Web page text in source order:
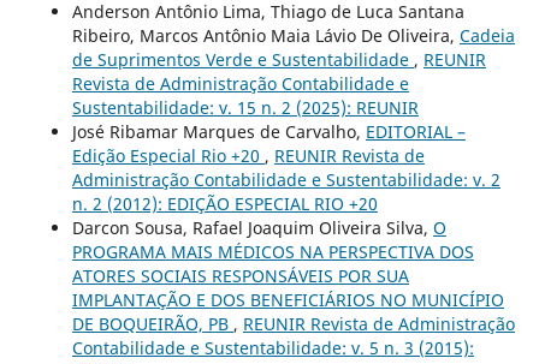
Anderson Antônio Lima, Thiago de Luca Santana
Ribeiro, Marcos Antônio Maia Lávio De Oliveira, Cadeia
de Suprimentos Verde e Sustentabilidade , REUNIR
Revista de Administração Contabilidade e
Sustentabilidade: v. 15 n. 2 (2025): REUNIR
José Ribamar Marques de Carvalho, EDITORIAL –
Edição Especial Rio +20 , REUNIR Revista de
Administração Contabilidade e Sustentabilidade: v. 2
n. 2 (2012): EDIÇÃO ESPECIAL RIO +20
Darcon Sousa, Rafael Joaquim Oliveira Silva, O
PROGRAMA MAIS MÉDICOS NA PERSPECTIVA DOS
ATORES SOCIAIS RESPONSÁVEIS POR SUA
IMPLANTAÇÃO E DOS BENEFICIÁRIOS NO MUNICÍPIO
DE BOQUEIRÃO, PB , REUNIR Revista de Administração
Contabilidade e Sustentabilidade: v. 5 n. 3 (2015):